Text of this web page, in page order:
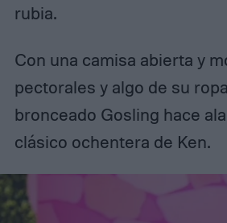
rubia.
Con una camisa abierta y
pectorales y algo de su
bronceado Gosling hace
clásico ochentera de Ken.